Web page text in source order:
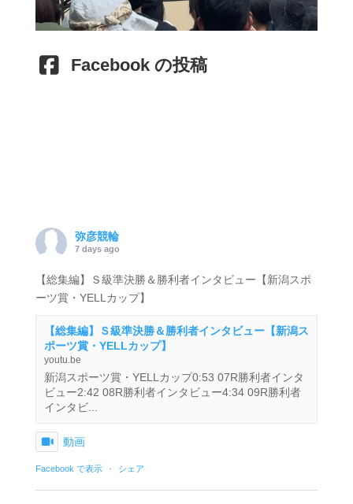
Facebook の投稿
弥彦競輪
7 days ago
【総集編】Ｓ級準決勝＆勝利者インタビュー【新潟スポ
ーツ賞・YELLカップ】
【総集編】Ｓ級準決勝＆勝利者インタビュー【新潟ス
ポーツ賞・YELLカップ】
youtu.be
新潟スポーツ賞・YELLカップ0:53 07R勝利者インタ
ビュー2:42 08R勝利者インタビュー4:34 09R勝利者
インタビ...
動画
Facebook で表示 · シェア